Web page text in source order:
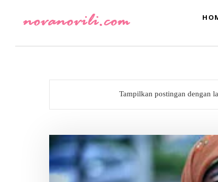
Tampilkan postingan dengan